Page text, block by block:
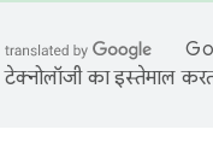
टेक्नोलॉजी का इस्तेमाल